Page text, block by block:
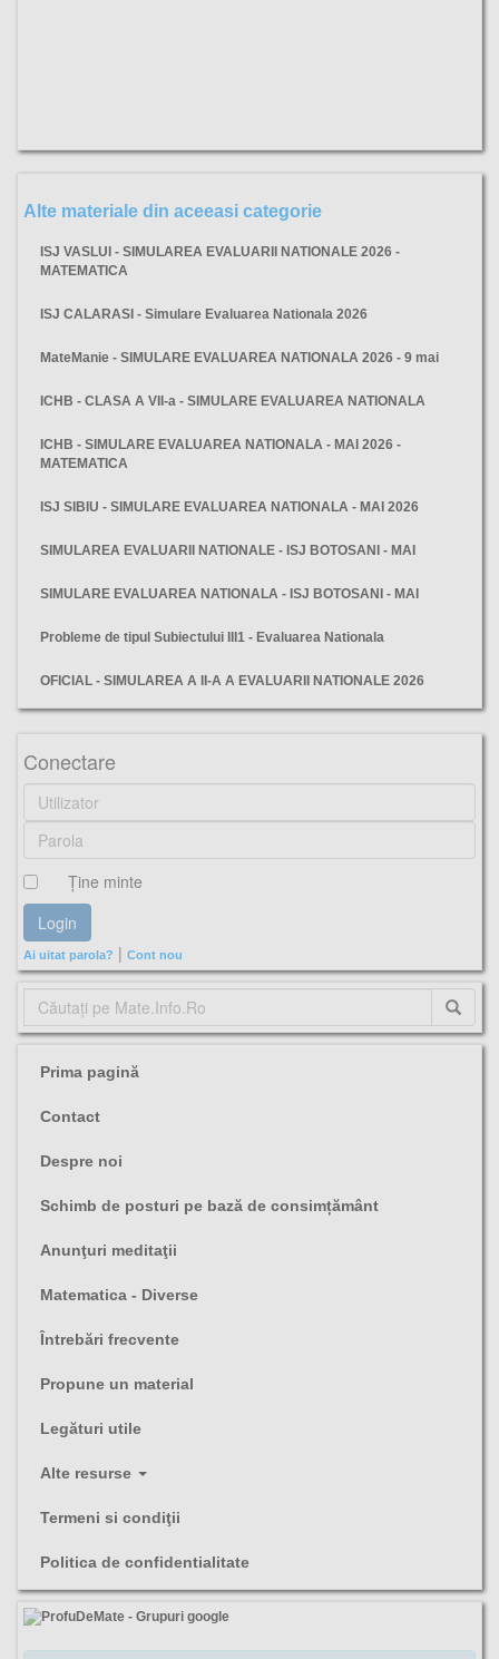
Alte materiale din aceeasi categorie
ISJ VASLUI - SIMULAREA EVALUARII NATIONALE 2026 -
MATEMATICA
ISJ CALARASI - Simulare Evaluarea Nationala 2026
MateManie - SIMULARE EVALUAREA NATIONALA 2026 - 9 mai
ICHB - CLASA A VII-a - SIMULARE EVALUAREA NATIONALA
ICHB - SIMULARE EVALUAREA NATIONALA - MAI 2026 -
MATEMATICA
ISJ SIBIU - SIMULARE EVALUAREA NATIONALA - MAI 2026
SIMULAREA EVALUARII NATIONALE - ISJ BOTOSANI - MAI
SIMULARE EVALUAREA NATIONALA - ISJ BOTOSANI - MAI
Probleme de tipul Subiectului III1 - Evaluarea Nationala
OFICIAL - SIMULAREA A II-A A EVALUARII NATIONALE 2026
Conectare
Ţine minte
Ai uitat parola? | Cont nou
Prima pagină
Contact
Despre noi
Schimb de posturi pe bază de consimțământ
Anunţuri meditaţii
Matematica - Diverse
Întrebări frecvente
Propune un material
Legături utile
Alte resurse
Termeni si condiţii
Politica de confidentialitate